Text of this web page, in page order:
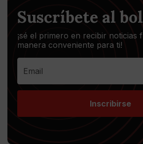
Suscríbete al
¡sé el primero en recibir noticias
manera conveniente para ti!
Inscribirse